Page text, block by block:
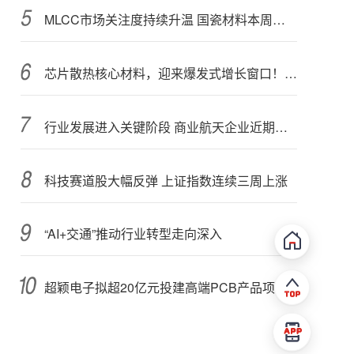
MLCC市场关注度持续升温 国瓷材料本周接受152家机构调研
芯片散热核心材料，迎来爆发式增长窗口！3只概念股年内涨幅翻倍
行业发展进入关键阶段 商业航天企业近期密集融资
科技赛道股大幅反弹 上证指数连续三周上涨
“AI+交通”推动行业转型走向深入
超颖电子拟超20亿元投建高端PCB产品项目